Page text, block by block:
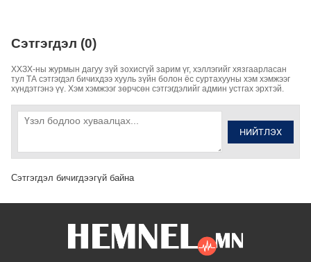
Сэтгэгдэл (0)
ХХЗХ-ны журмын дагуу зүй зохисгүй зарим үг, хэллэгийг хязгаарласан
тул ТА сэтгэгдэл бичихдээ хууль зүйн болон ёс суртахууны хэм хэмжээг
хүндэтгэнэ үү. Хэм хэмжээг зөрчсөн сэтгэгдэлийг админ устгах эрхтэй.
НИЙТЛЭХ
Сэтгэгдэл бичигдээгүй байна